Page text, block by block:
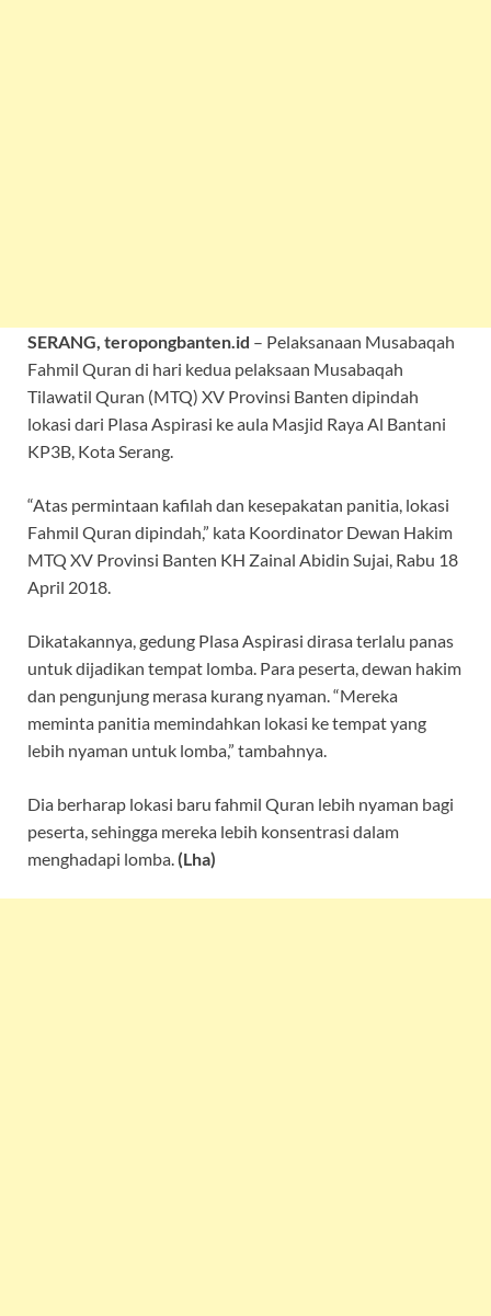
SERANG, teropongbanten.id – Pelaksanaan Musabaqah
Fahmil Quran di hari kedua pelaksaan Musabaqah
Tilawatil Quran (MTQ) XV Provinsi Banten dipindah
lokasi dari Plasa Aspirasi ke aula Masjid Raya Al Bantani
KP3B, Kota Serang.
“Atas permintaan kafilah dan kesepakatan panitia, lokasi
Fahmil Quran dipindah,” kata Koordinator Dewan Hakim
MTQ XV Provinsi Banten KH Zainal Abidin Sujai, Rabu 18
April 2018.
Dikatakannya, gedung Plasa Aspirasi dirasa terlalu panas
untuk dijadikan tempat lomba. Para peserta, dewan hakim
dan pengunjung merasa kurang nyaman. “Mereka
meminta panitia memindahkan lokasi ke tempat yang
lebih nyaman untuk lomba,” tambahnya.
Dia berharap lokasi baru fahmil Quran lebih nyaman bagi
peserta, sehingga mereka lebih konsentrasi dalam
menghadapi lomba.(Lha)